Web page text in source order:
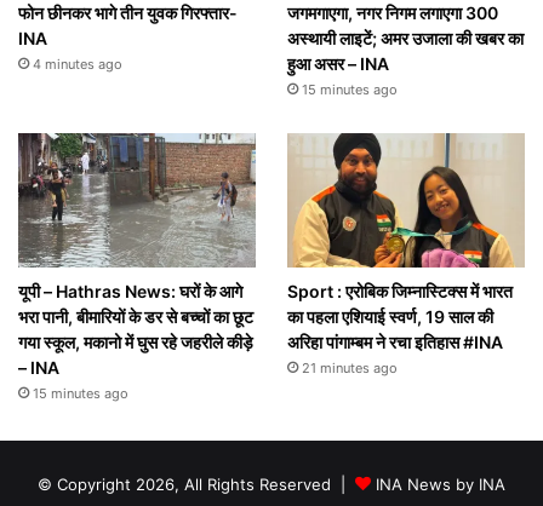
फोन छीनकर भागे तीन युवक गिरफ्तार-
INA
4 minutes ago
जगमगाएगा, नगर निगम लगाएगा 300
अस्थायी लाइटें; अमर उजाला की खबर का
हुआ असर – INA
15 minutes ago
यूपी – Hathras News: घरों के आगे
भरा पानी, बीमारियों के डर से बच्चों का छूट
गया स्कूल, मकानो में घुस रहे जहरीले कीड़े
– INA
15 minutes ago
Sport : एरोबिक जिम्नास्टिक्स में भारत
का पहला एशियाई स्वर्ण, 19 साल की
अरिहा पांगाम्बम ने रचा इतिहास #INA
21 minutes ago
© Copyright 2026, All Rights Reserved | INA News by INA